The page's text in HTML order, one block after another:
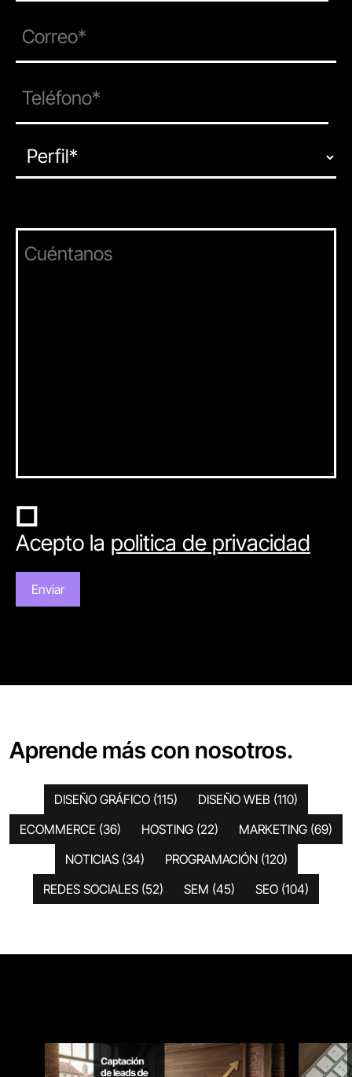
Acepto la politica de privacidad
Aprende más con nosotros.
DISEÑO GRÁFICO (115) DISEÑO WEB (110)
ECOMMERCE (36) HOSTING (22) MARKETING (69)
NOTICIAS (34) PROGRAMACIÓN (120)
REDES SOCIALES (52) SEM (45) SEO (104)